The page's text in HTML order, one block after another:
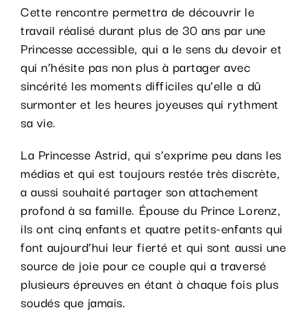
Cette rencontre permettra de découvrir le
travail réalisé durant plus de 30 ans par une
Princesse accessible, qui a le sens du devoir et
qui n’hésite pas non plus à partager avec
sincérité les moments difficiles qu’elle a dû
surmonter et les heures joyeuses qui rythment
sa vie.
La Princesse Astrid, qui s’exprime peu dans les
médias et qui est toujours restée très discrète,
a aussi souhaité partager son attachement
profond à sa famille. Épouse du Prince Lorenz,
ils ont cinq enfants et quatre petits-enfants qui
font aujourd’hui leur fierté et qui sont aussi une
source de joie pour ce couple qui a traversé
plusieurs épreuves en étant à chaque fois plus
soudés que jamais.